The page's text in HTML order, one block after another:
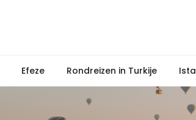
Efeze Rondreizen in Turkije